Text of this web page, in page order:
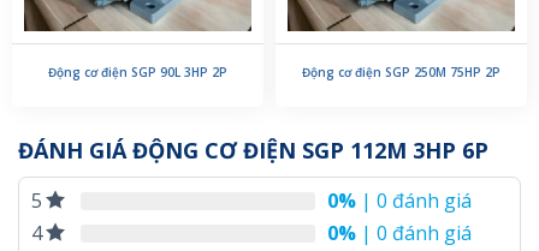
Động cơ điện SGP 90L 3HP 2P Động cơ điện SGP 250M 75HP 2P
ĐÁNH GIÁ ĐỘNG CƠ ĐIỆN SGP 112M 3HP 6P
5 0% | 0 đánh giá
4
0% | 0 đánh giá